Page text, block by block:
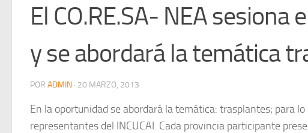
El CO.RE.SA- NEA sesiona
y se abordará la temática
POR ADMIN · 20 MARZO, 2013
En la oportunidad se abordará la temática: trasplantes; para
representantes del INCUCAI. Cada provincia participante